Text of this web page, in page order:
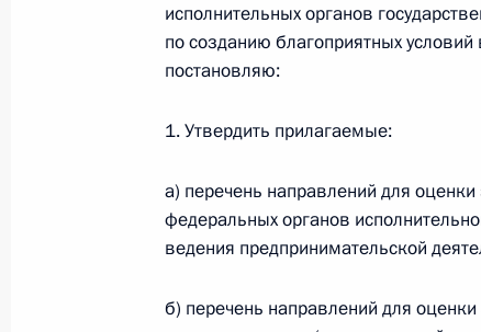
Встреча с победителями и
в Лондоне
Подписан Указ об оценке
руководителей по созданию
11 сентября 2012 года, 10:30
исполнительных органов
по созданию благоприятных
постановляю:
1. Утвердить прилагаемые:
а) перечень направлений для
федеральных органов
ведения предпринимательской
б) перечень направлений для